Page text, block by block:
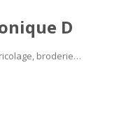
D
broderie…